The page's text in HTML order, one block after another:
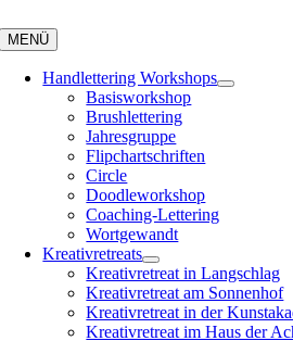
Inhalt
springen
MENÜ
Handlettering Workshops
Basisworkshop
Brushlettering
Jahresgruppe
Flipchartschriften
Circle
Doodleworkshop
Coaching-Lettering
Wortgewandt
Kreativretreats
Kreativretreat in Langschlag
Kreativretreat am Sonnenhof
Kreativretreat in der
Kreativretreat im Haus der